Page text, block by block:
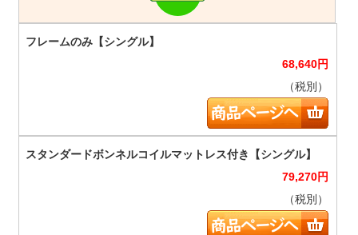
68,640円
（税別）
79,270円
（税別）